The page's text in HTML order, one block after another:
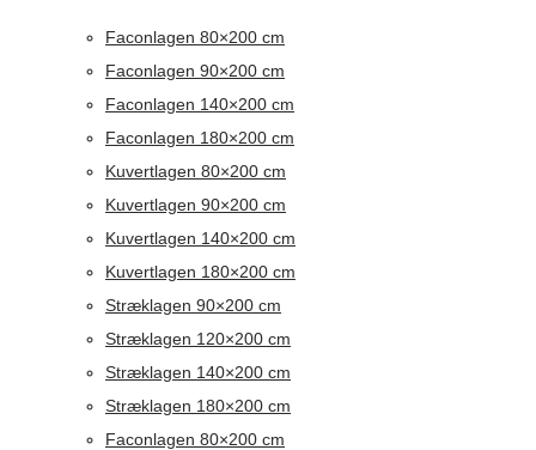
Faconlagen 80×200 cm
Faconlagen 90×200 cm
Faconlagen 140×200 cm
Faconlagen 180×200 cm
Kuvertlagen 80×200 cm
Kuvertlagen 90×200 cm
Kuvertlagen 140×200 cm
Kuvertlagen 180×200 cm
Stræklagen 90×200 cm
Stræklagen 120×200 cm
Stræklagen 140×200 cm
Stræklagen 180×200 cm
Faconlagen 80×200 cm